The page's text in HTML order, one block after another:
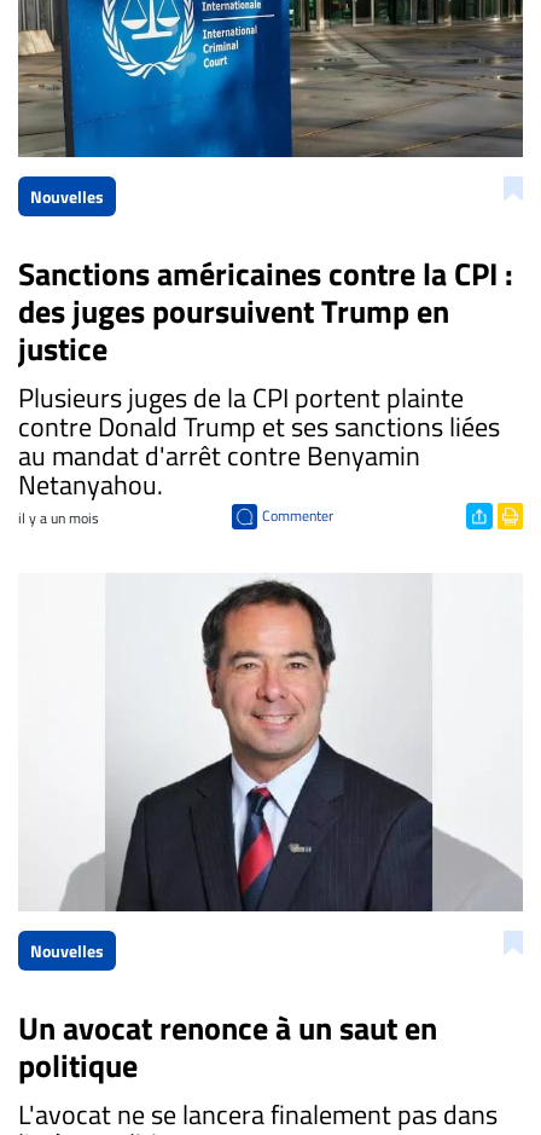
Nouvelles
Sanctions américaines contre la CPI :
des juges poursuivent Trump en
justice
Plusieurs juges de la CPI portent plainte
contre Donald Trump et ses sanctions liées
au mandat d'arrêt contre Benyamin
Netanyahou.
il y a un mois Commenter
Nouvelles
Un avocat renonce à un saut en
politique
L'avocat ne se lancera finalement pas dans